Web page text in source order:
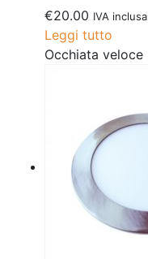
€20.00 IVA inclusa
Leggi tutto
Occhiata veloce